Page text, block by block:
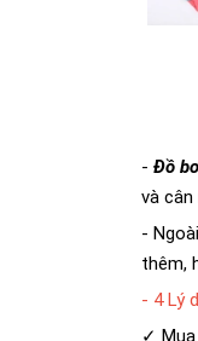
- Đồ
và cân
-
thêm,
- 4 Lý
✓